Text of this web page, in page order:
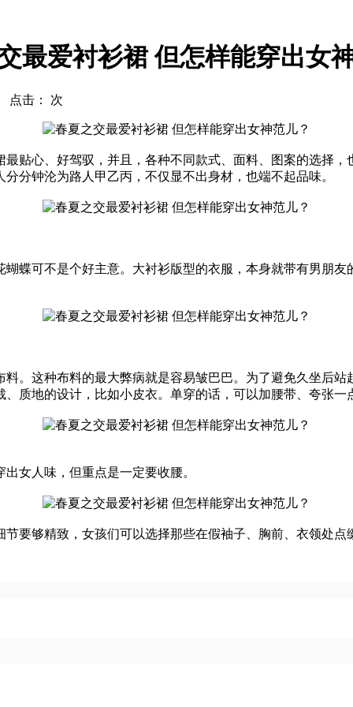
最爱衬衫裙 但怎样能穿出女
点击： 次
心、好驾驭，并且，各种不同款式、面料、图案的选择，
分钟沦为路人甲乙丙，不仅显不出身材，也端不起品味。
可不是个好主意。大衬衫版型的衣服，本身就带有男朋友
这种布料的最大弊病就是容易皱巴巴。为了避免久坐后站
质地的设计，比如小皮衣。单穿的话，可以加腰带、夸张
人味，但重点是一定要收腰。
够精致，女孩们可以选择那些在假袖子、胸前、衣领处点